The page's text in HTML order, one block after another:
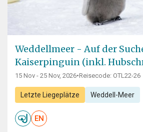
Weddellmeer - Auf der
Kaiserpinguin (inkl.
15 Nov - 25 Nov, 2026•Reisecode: OTL22-26
Letzte Liegeplätze Weddell-Meer
EN